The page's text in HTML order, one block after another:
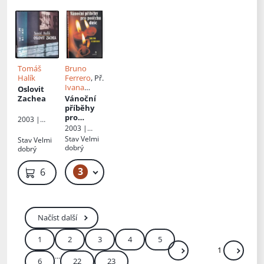
přichází
Tomáš
Halík
Oslovit
Zachea
2003 |
tví Lidové
noviny
StavVelmi
dobrý
69 Kč
Bruno
Ferrero, Př.
Ivana
Hlaváčová
Vánoční
příběhy
pro
potěchu
duše
2003 |
Portál
StavVelmi
dobrý
3 99 Kč
Načíst další
1 2 3 4 5
6 ... 22 23 Další Přejít